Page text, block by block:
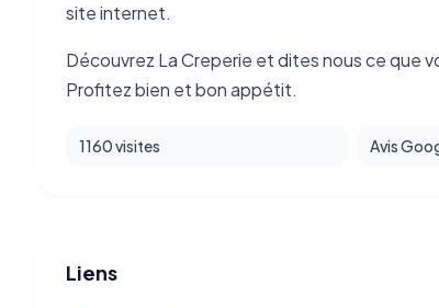
site internet.
Découvrez La Creperie et dites nous ce que
Profitez bien et bon appétit.
1160 visites Avis
Liens